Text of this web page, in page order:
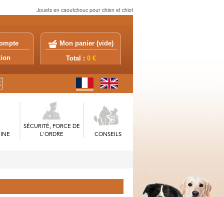
Jouets en caoutchouc pour chien et chiot
Mon panier (vide)
Total : 0 €
SÉCURITÉ, FORCE DE
L'ORDRE
CONSEILS